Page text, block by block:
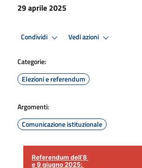
29 aprile 2025
Condividi Vedi azioni
Categorie:
Elezioni e referendum
Argomenti:
Comunicazione istituzionale